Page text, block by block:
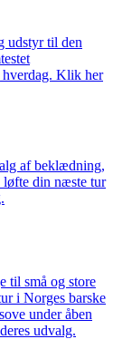
udstyr til den
Klik her
af beklædning,
løfte din næste tur
til små og store
i Norges barske
under åben
udvalg.